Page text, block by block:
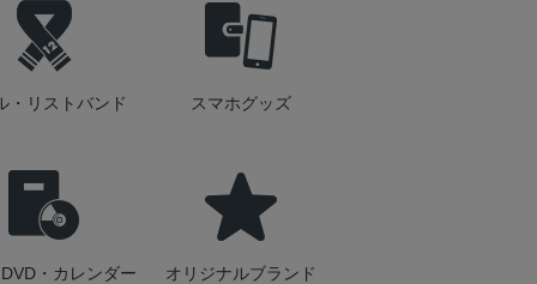
・リストバンド スマホグッズ
・カレンダー オリジナルブランド